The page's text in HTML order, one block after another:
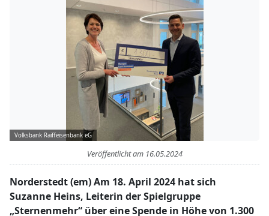
Volksbank Raiffeisenbank eG
Veröffentlicht am 16.05.2024
Norderstedt (em) Am 18. April 2024 hat sich
Suzanne Heins, Leiterin der Spielgruppe
„Sternenmehr“ über eine Spende in Höhe von 1.300